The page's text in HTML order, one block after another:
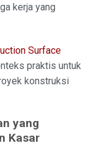
kerja yang
Surface
praktis untuk
konstruksi
yang
Kasar